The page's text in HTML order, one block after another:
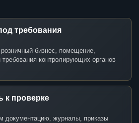
требования
бизнес, помещение,
требования контролирующих органов
к проверке
документацию, журналы, приказы